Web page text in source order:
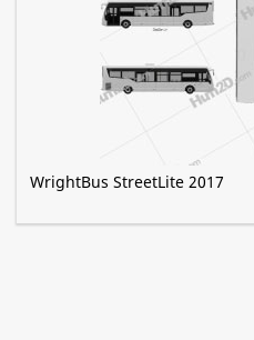
WrightBus StreetLite 2017